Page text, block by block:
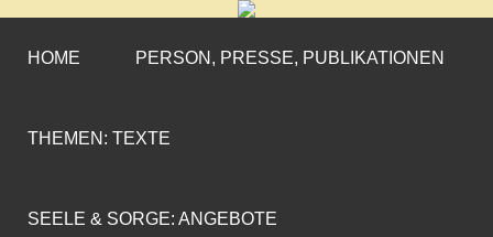
CORNELIA COENEN-
MARX
»ENGAGEMENT MIT PROFIL«
HOME PERSON, PRESSE, PUBLIKATIONEN
THEMEN: TEXTE
SEELE & SORGE: ANGEBOTE